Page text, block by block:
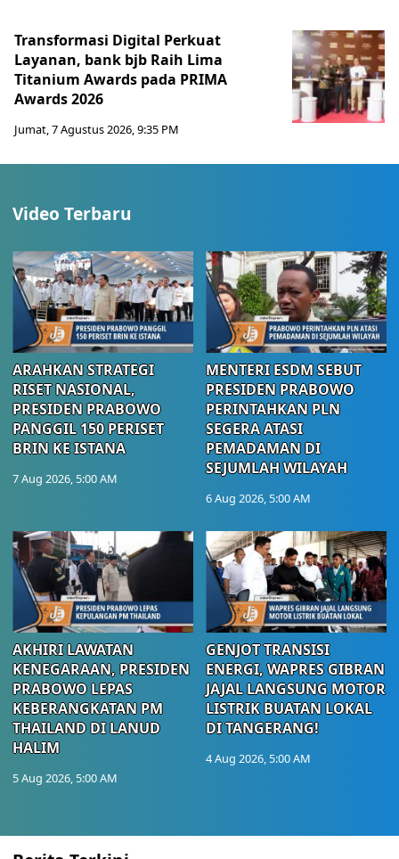
Transformasi Digital Perkuat
Layanan, bank bjb Raih Lima
Titanium Awards pada PRIMA
Awards 2026
Jumat, 7 Agustus 2026, 9:35 PM
Video Terbaru
ARAHKAN STRATEGI
RISET NASIONAL,
PRESIDEN PRABOWO
PANGGIL 150 PERISET
BRIN KE ISTANA
7 Aug 2026, 5:00 AM
MENTERI ESDM SEBUT
PRESIDEN PRABOWO
PERINTAHKAN PLN
SEGERA ATASI
PEMADAMAN DI
SEJUMLAH WILAYAH
6 Aug 2026, 5:00 AM
AKHIRI LAWATAN
KENEGARAAN, PRESIDEN
PRABOWO LEPAS
KEBERANGKATAN PM
THAILAND DI LANUD
HALIM
5 Aug 2026, 5:00 AM
GENJOT TRANSISI
ENERGI, WAPRES GIBRAN
JAJAL LANGSUNG MOTOR
LISTRIK BUATAN LOKAL
DI TANGERANG!
4 Aug 2026, 5:00 AM